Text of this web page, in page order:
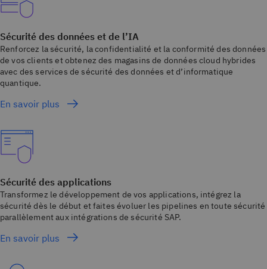
Sécurité des données et de l’IA
Renforcez la sécurité, la confidentialité et la conformité des données
de vos clients et obtenez des magasins de données cloud hybrides
avec des services de sécurité des données et d’informatique
quantique.
En savoir plus
Sécurité des applications
Transformez le développement de vos applications, intégrez la
sécurité dès le début et faites évoluer les pipelines en toute sécurité
parallèlement aux intégrations de sécurité SAP.
En savoir plus